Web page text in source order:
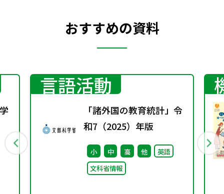
おすすめの資料
言語活動
「諸外国の教育統計」令
和7（2025）年版
小 中 高 他
英語
文科省情報